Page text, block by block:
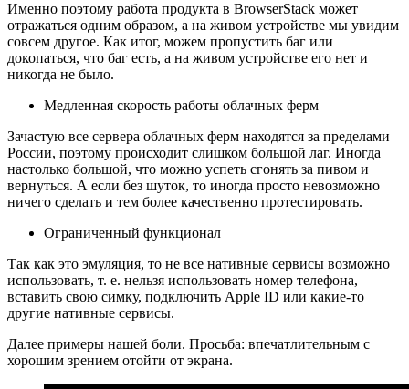
Именно поэтому работа продукта в BrowserStack может
отражаться одним образом, а на живом устройстве мы увидим
совсем другое. Как итог, можем пропустить баг или
докопаться, что баг есть, а на живом устройстве его нет и
никогда не было.
Медленная скорость работы облачных ферм
Зачастую все сервера облачных ферм находятся за пределами
России, поэтому происходит слишком большой лаг. Иногда
настолько большой, что можно успеть сгонять за пивом и
вернуться. А если без шуток, то иногда просто невозможно
ничего сделать и тем более качественно протестировать.
Ограниченный функционал
Так как это эмуляция, то не все нативные сервисы возможно
использовать, т. е. нельзя использовать номер телефона,
вставить свою симку, подключить Apple ID или какие-то
другие нативные сервисы.
Далее примеры нашей боли. Просьба: впечатлительным с
хорошим зрением отойти от экрана.